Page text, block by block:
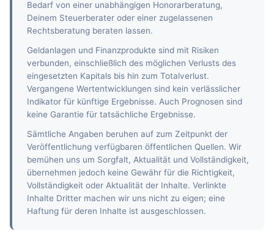
Bedarf von einer unabhängigen Honorarberatung,
Deinem Steuerberater oder einer zugelassenen
Rechtsberatung beraten lassen.
Geldanlagen und Finanzprodukte sind mit Risiken
verbunden, einschließlich des möglichen Verlusts des
eingesetzten Kapitals bis hin zum Totalverlust.
Vergangene Wertentwicklungen sind kein verlässlicher
Indikator für künftige Ergebnisse. Auch Prognosen sind
keine Garantie für tatsächliche Ergebnisse.
Sämtliche Angaben beruhen auf zum Zeitpunkt der
Veröffentlichung verfügbaren öffentlichen Quellen. Wir
bemühen uns um Sorgfalt, Aktualität und Vollständigkeit,
übernehmen jedoch keine Gewähr für die Richtigkeit,
Vollständigkeit oder Aktualität der Inhalte. Verlinkte
Inhalte Dritter machen wir uns nicht zu eigen; eine
Haftung für deren Inhalte ist ausgeschlossen.